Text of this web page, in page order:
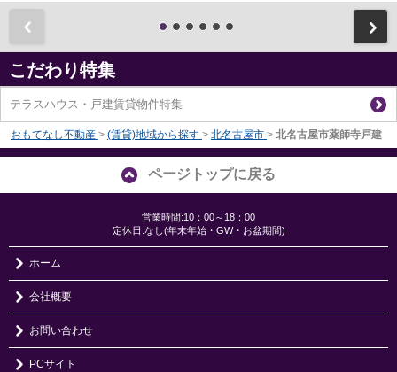
こだわり特集
テラスハウス・戸建賃貸物件特集
おもてなし不動産 > (賃貸)地域から探す > 北名古屋市 > 北名古屋市薬師寺戸建
ページトップに戻る
営業時間:10：00～18：00
定休日:なし(年末年始・GW・お盆期間)
ホーム
会社概要
お問い合わせ
PCサイト